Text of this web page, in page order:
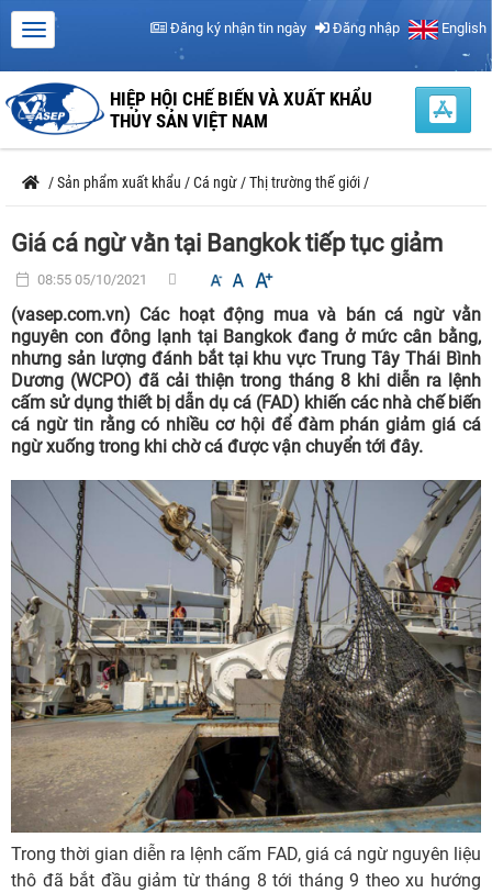
Đăng ký nhận tin ngày Đăng nhập English
HIỆP HỘI CHẾ BIẾN VÀ XUẤT KHẨU
THỦY SẢN VIỆT NAM
/Sản phẩm xuất khẩu /Cá ngừ /Thị trường thế giới /
Giá cá ngừ vằn tại Bangkok tiếp tục giảm
08:55 05/10/2021
(vasep.com.vn) Các hoạt động mua và bán cá ngừ vằn
nguyên con đông lạnh tại Bangkok đang ở mức cân bằng,
nhưng sản lượng đánh bắt tại khu vực Trung Tây Thái Bình
Dương (WCPO) đã cải thiện trong tháng 8 khi diễn ra lệnh
cấm sử dụng thiết bị dẫn dụ cá (FAD) khiến các nhà chế biến
cá ngừ tin rằng có nhiều cơ hội để đàm phán giảm giá cá
ngừ xuống trong khi chờ cá được vận chuyển tới đây.
Trong thời gian diễn ra lệnh cấm FAD, giá cá ngừ nguyên liệu
thô đã bắt đầu giảm từ tháng 8 tới tháng 9 theo xu hướng